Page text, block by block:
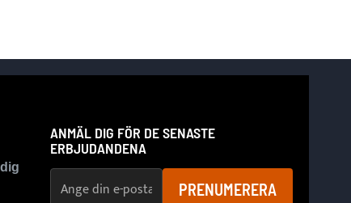
ANMÄL DIG FÖR DE SENASTE
ERBJUDANDENA
PRENUMERERA